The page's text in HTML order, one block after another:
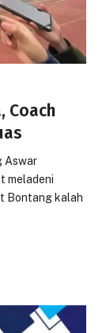
Coach
Aswar
meladeni
Bontang kalah